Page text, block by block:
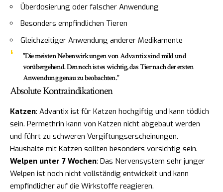
Überdosierung oder falscher Anwendung
Besonders empfindlichen Tieren
Gleichzeitiger Anwendung anderer Medikamente
"Die meisten Nebenwirkungen von Advantix sind mild und
vorübergehend. Dennoch ist es wichtig, das Tier nach der ersten
Anwendung genau zu beobachten."
Absolute Kontraindikationen
Katzen: Advantix ist für Katzen hochgiftig und kann tödlich
sein. Permethrin kann von Katzen nicht abgebaut werden
und führt zu schweren Vergiftungserscheinungen.
Haushalte mit Katzen sollten besonders vorsichtig sein.
Welpen unter 7 Wochen: Das Nervensystem sehr junger
Welpen ist noch nicht vollständig entwickelt und kann
empfindlicher auf die Wirkstoffe reagieren.